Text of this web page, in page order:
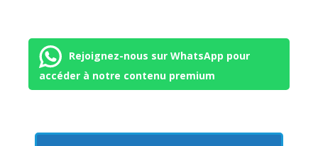
Rejoignez-nous sur WhatsApp pour
accéder à notre contenu premium